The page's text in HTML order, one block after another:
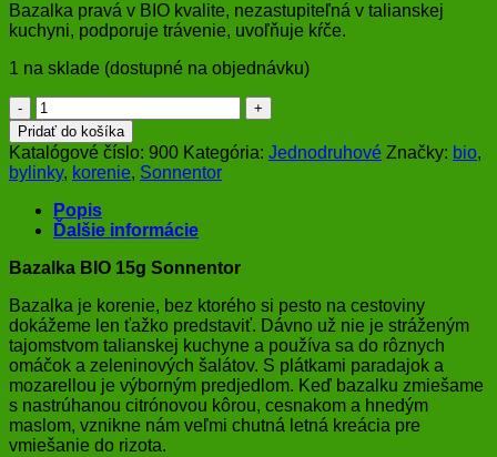
Bazalka pravá v BIO kvalite, nezastupiteľná v talianskej
kuchyni, podporuje trávenie, uvoľňuje kŕče.
1 na sklade (dostupné na objednávku)
množstvo
Bazalka
BIO
15g
Sonnentor
Pridať do košíka
Katalógové číslo: 900 Kategória: Jednodruhové Značky: bio,
bylinky, korenie, Sonnentor
Popis
Ďalšie informácie
Bazalka BIO 15g Sonnentor
Bazalka je korenie, bez ktorého si pesto na cestoviny
dokážeme len ťažko predstaviť. Dávno už nie je stráženým
tajomstvom talianskej kuchyne a používa sa do rôznych
omáčok a zeleninových šalátov. S plátkami paradajok a
mozarellou je výborným predjedlom. Keď bazalku zmiešame
s nastrúhanou citrónovou kôrou, cesnakom a hnedým
maslom, vznikne nám veľmi chutná letná kreácia pre
vmiešanie do rizota.